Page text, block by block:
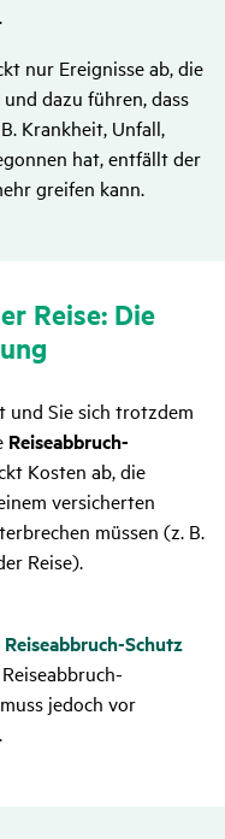
nur Ereignisse ab, die
dazu führen, dass
Krankheit, Unfall,
hat, entfällt der
greifen kann.
Reise: Die
und Sie sich trotzdem
Reiseabbruch-
Kosten ab, die
versicherten
müssen (z. B.
Reise).
Schutz
jedoch vor